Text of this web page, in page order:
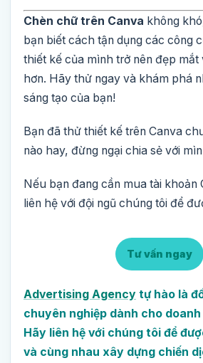
Chèn chữ trên Canva không
bạn biết cách tận dụng các công
thiết kế của mình trở nên đẹp
hơn. Hãy thử ngay và khám phá
sáng tạo của bạn!
Bạn đã thử thiết kế trên Canva
nào hay, đừng ngại chia sẻ với
Nếu bạn đang cần mua tài khoản
liên hệ với đội ngũ chúng tôi để
Tư vấn ngay
Advertising Agency tự hào là
chuyên nghiệp dành cho
Hãy liên hệ với chúng tôi để
và cùng nhau xây dựng chiến